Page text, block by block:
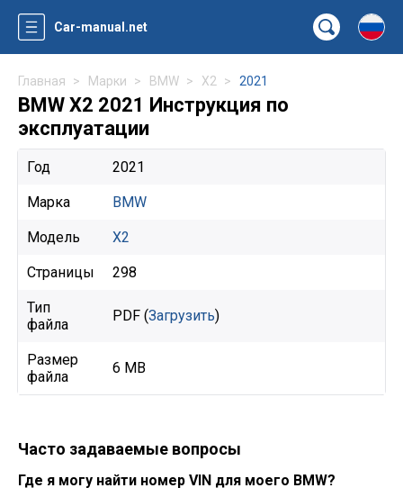
Car-manual.net
Главная Марки BMW X2 2021
BMW X2 2021 Инструкция по
эксплуатации
Год 2021
Марка BMW
Модель X2
Страницы 298
Тип
файла
PDF (Загрузить)
Размер
файла
6 MB
Часто задаваемые вопросы
Где я могу найти номер VIN для моего BMW?